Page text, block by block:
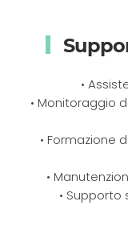
•
• Monitoraggio
• Formazione
•
•